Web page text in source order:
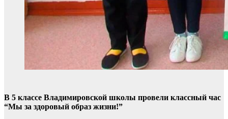
В 5 классе Владимировской школы провели классный час
“Мы за здоровый образ жизни!”